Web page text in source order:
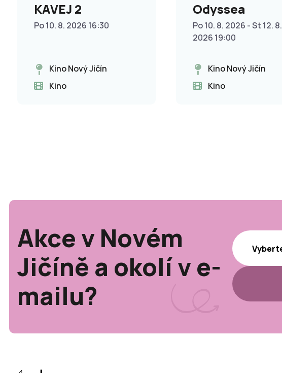
KAVEJ 2
Po 10. 8. 2026 16:30
Kino Nový Jičín
Kino
Odyssea
Po 10. 8. 2026 - St 12. 8.
2026 19:00
Kino Nový Jičín
Kino
Akce v Novém
Jičíně a okolí v e-
mailu?